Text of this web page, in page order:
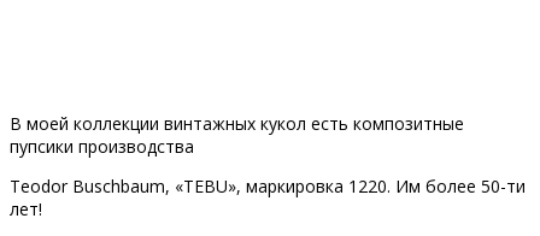
В моей коллекции винтажных кукол есть композитные
пупсики производства
Теоdor Buschbaum, «TEBU», маркировка 1220. Им более 50-ти
лет!